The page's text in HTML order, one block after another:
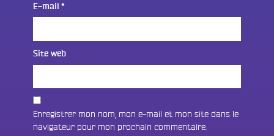
E-mail *
Site web
Enregistrer mon nom, mon e-mail et mon site dans le
navigateur pour mon prochain commentaire.